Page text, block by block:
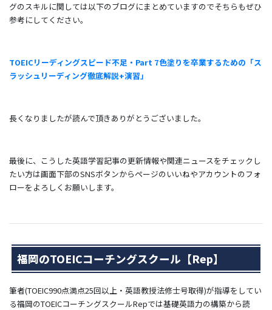
グのスキルに関しては以下のブログにまとめていますのでそちらもぜひ
参考にしてください。
TOEICリーディングスピード不足・Part 7色塗りを卒業するための「ス
ラッシュリーディング徹底解説+演習」
長くなりましたが読んで頂きありがとうございました。
最後に、こうした英語学習記事の更新情報や関連ニュースをチェックし
たい方は画面下部のSNSボタンからページのいいねやアカウントのフォ
ローをよろしくお願いします。
福岡のTOEICコーチングスクール【Rep】
筆者(TOEIC990点満点25回以上・英語教授法修士号取得)が指導をしてい
る福岡のTOEICコーチングスクールRepでは基礎英語力の構築から読